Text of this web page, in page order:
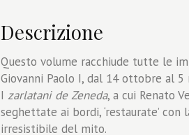
Descrizione
Questo volume racchiude tutte le
Giovanni Paolo I, dal 14 ottobre al 5
I zarlatani de Zeneda, a cui Renato
seghettate ai bordi, ‘restaurate’
irresistibile del mito.